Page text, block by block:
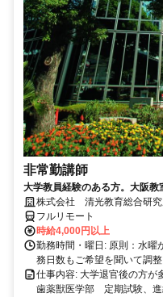
非常勤講師
大学教員経験のある方。大阪
ク可能。退官した先生が活躍中
株式会社 清光教育総合研
フルリモート
時給4,000円以上
勤務時間・曜日: 原則：水曜
務日数もご希望を聞いて調整
仕事内容: 大学退官後の方が
歯薬獣医学部 定期試験、